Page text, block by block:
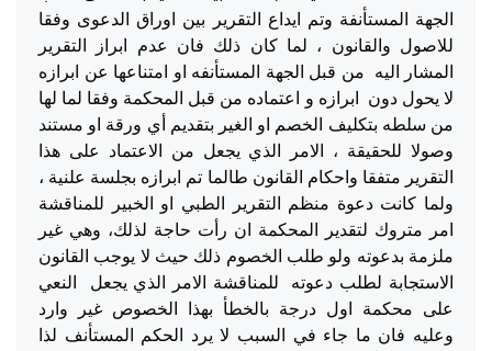
الجهة المستأنفة وتم ايداع التقرير بين اوراق الدعوى وفقا
للاصول والقانون ، لما كان ذلك فان عدم ابراز التقرير
المشار اليه من قبل الجهة المستأنفه او امتناعها عن ابرازه
لا يحول دون ابرازه و اعتماده من قبل المحكمة وفقا لما لها
من سلطه بتكليف الخصم او الغير بتقديم أي ورقة او مستند
وصولا للحقيقة ، الامر الذي يجعل من الاعتماد على هذا
التقرير متفقا واحكام القانون طالما تم ابرازه بجلسة علنية ،
ولما كانت دعوة منظم التقرير الطبي او الخبير للمناقشة
امر متروك لتقدير المحكمة ان رأت حاجة لذلك، وهي غير
ملزمة بدعوته ولو طلب الخصوم ذلك حيث لا يوجب القانون
الاستجابة لطلب دعوته للمناقشة الامر الذي يجعل النعي
على محكمة اول درجة بالخطأ بهذا الخصوص غير وارد
وعليه فان ما جاء في السبب لا يرد الحكم المستأنف لذا